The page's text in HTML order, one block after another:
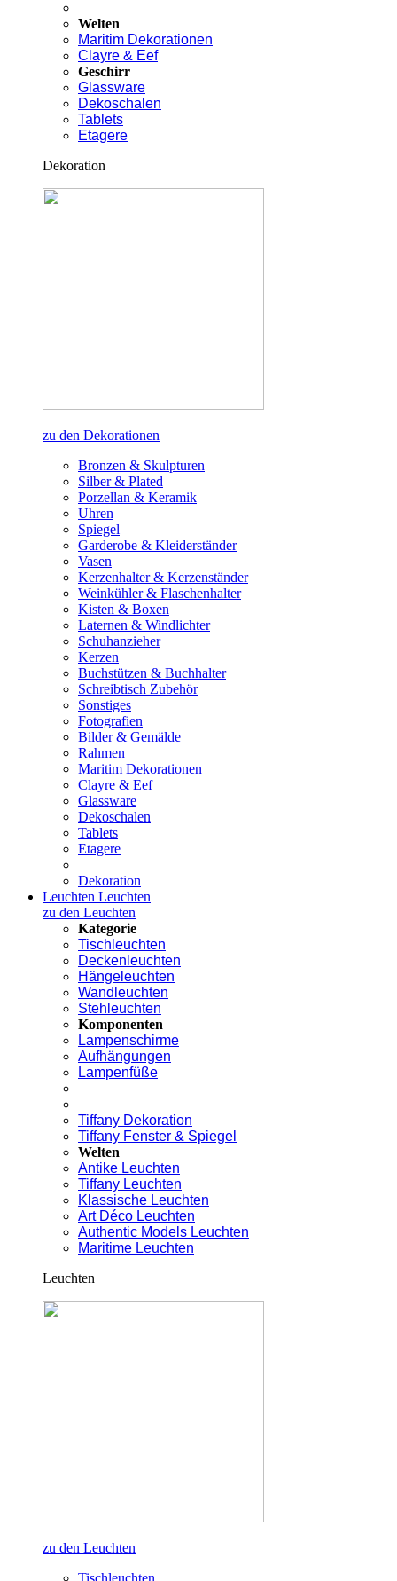
Welten
Maritim Dekorationen
Clayre & Eef
Geschirr
Glassware
Dekoschalen
Tablets
Etagere
Dekoration
zu den Dekorationen
Bronzen & Skulpturen
Silber & Plated
Porzellan & Keramik
Uhren
Spiegel
Garderobe & Kleiderständer
Vasen
Kerzenhalter & Kerzenständer
Weinkühler & Flaschenhalter
Kisten & Boxen
Laternen & Windlichter
Schuhanzieher
Kerzen
Buchstützen & Buchhalter
Schreibtisch Zubehör
Sonstiges
Fotografien
Bilder & Gemälde
Rahmen
Maritim Dekorationen
Clayre & Eef
Glassware
Dekoschalen
Tablets
Etagere
Dekoration
Leuchten Leuchten
zu den Leuchten
Kategorie
Tischleuchten
Deckenleuchten
Hängeleuchten
Wandleuchten
Stehleuchten
Komponenten
Lampenschirme
Aufhängungen
Lampenfüße
Tiffany Dekoration
Tiffany Fenster & Spiegel
Welten
Antike Leuchten
Tiffany Leuchten
Klassische Leuchten
Art Déco Leuchten
Authentic Models Leuchten
Maritime Leuchten
Leuchten
zu den Leuchten
Tischleuchten